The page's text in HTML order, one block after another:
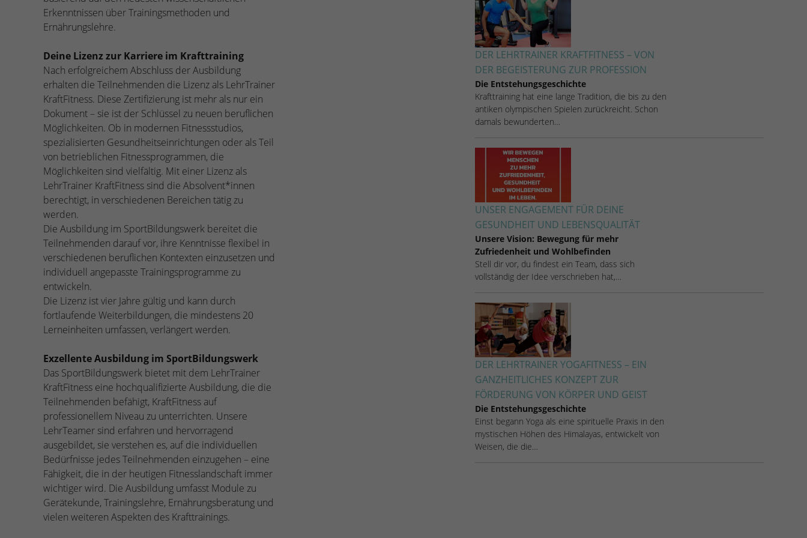
Erkenntnissen über Trainingsmethoden und
Ernährungslehre.
Deine Lizenz zur Karriere im Krafttraining
Nach erfolgreichem Abschluss der Ausbildung
erhalten die Teilnehmenden die Lizenz als LehrTrainer
KraftFitness. Diese Zertifizierung ist mehr als nur ein
Dokument – sie ist der Schlüssel zu neuen beruflichen
Möglichkeiten. Ob in modernen Fitnessstudios,
spezialisierten Gesundheitseinrichtungen oder als Teil
von betrieblichen Fitnessprogrammen, die
Möglichkeiten sind vielfältig. Mit einer Lizenz als
LehrTrainer KraftFitness sind die Absolvent*innen
berechtigt, in verschiedenen Bereichen tätig zu
werden.
Die Ausbildung im SportBildungswerk bereitet die
Teilnehmenden darauf vor, ihre Kenntnisse flexibel in
verschiedenen beruflichen Kontexten einzusetzen und
individuell angepasste Trainingsprogramme zu
entwickeln.
Die Lizenz ist vier Jahre gültig und kann durch
fortlaufende Weiterbildungen, die mindestens 20
Lerneinheiten umfassen, verlängert werden.
Exzellente Ausbildung im SportBildungswerk
Das SportBildungswerk bietet mit dem LehrTrainer
KraftFitness eine hochqualifizierte Ausbildung, die die
Teilnehmenden befähigt, KraftFitness auf
professionellem Niveau zu unterrichten. Unsere
LehrTeamer sind erfahren und hervorragend
ausgebildet, sie verstehen es, auf die individuellen
Bedürfnisse jedes Teilnehmenden einzugehen – eine
Fähigkeit, die in der heutigen Fitnesslandschaft immer
wichtiger wird. Die Ausbildung umfasst Module zu
Gerätekunde, Trainingslehre, Ernährungsberatung und
vielen weiteren Aspekten des Krafttrainings.
DER LEHRTRAINER KRAFTFITNESS – VON
DER BEGEISTERUNG ZUR PROFESSION
Die Entstehungsgeschichte
Krafttraining hat eine lange Tradition, die bis zu den
antiken olympischen Spielen zurückreicht. Schon
damals bewunderten…
UNSER ENGAGEMENT FÜR DEINE
GESUNDHEIT UND LEBENSQUALITÄT
Unsere Vision: Bewegung für mehr
Zufriedenheit und Wohlbefinden
Stell dir vor, du findest ein Team, dass sich
vollständig der Idee verschrieben hat,…
DER LEHRTRAINER YOGAFITNESS – EIN
GANZHEITLICHES KONZEPT ZUR
FÖRDERUNG VON KÖRPER UND GEIST
Die Entstehungsgeschichte
Einst begann Yoga als eine spirituelle Praxis in den
mystischen Höhen des Himalayas, entwickelt von
Weisen, die die…
Zugang zu geschützten Bereichen gewährt.
weisen eine randoly generierte Nummer zu, um
eindeutige Besucher zu identifizieren.
Besucher eine Website nutzen, und hilft bei der
Erstellung eines Analyseberichts darüber, wie es
der Website geht. Die erhobenen Daten
umfassen die Anzahl der Besucher, die Quelle,
aus der sie stammen, und die Seiten in
Dieser Cookie identifiziert die Besucher nach
Alter, Geschlecht oder Interessen und nutzt dazu
den DoubleClick des Google Tag Manager, um
die gezielte Anzeigenplatzierung zu vereinfachen.